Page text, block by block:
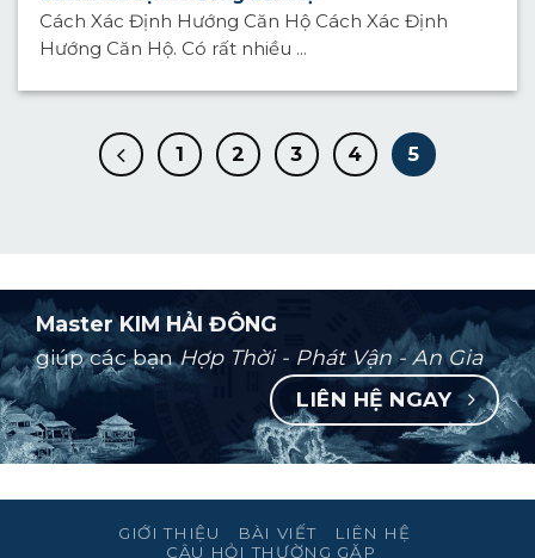
Cách Xác Định Hướng Căn Hộ Cách Xác Định
Hướng Căn Hộ. Có rất nhiều ...
1 2 3 4 5
Master KIM HẢI ĐÔNG
giúp các bạnHợp Thời - Phát Vận - An Gia
LIÊN HỆ NGAY
GIỚI THIỆU BÀI VIẾT
LIÊN HỆ
CÂU HỎI THƯỜNG GẶP